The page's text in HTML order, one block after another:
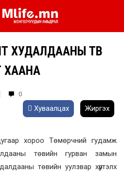
ХУДАЛДААНЫ ТӨВ
ХААНА
0
Хуваалцах Жиргэх
хороо Төмөрчний гудамж
төвийн гурван замын
төвийн уулзвар хүртэлх